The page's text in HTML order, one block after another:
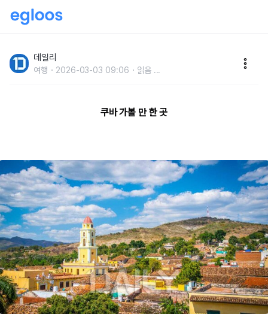
데일리
여행 2026-03-03 09:06 읽음 ...
쿠바 가볼 만 한 곳